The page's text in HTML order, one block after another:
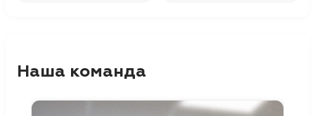
Наша команда